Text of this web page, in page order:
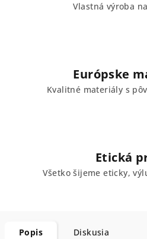
Vlastná výroba
Európske
Kvalitné materiály s
Etická
Všetko šijeme eticky,
Popis Diskusia